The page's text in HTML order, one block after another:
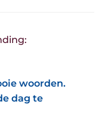
woorden.
dag te